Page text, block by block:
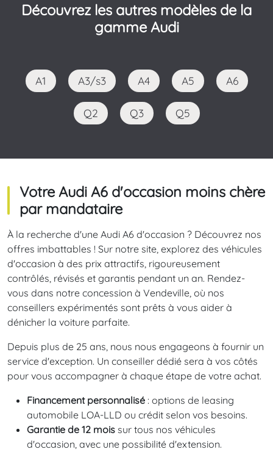
Découvrez les autres modèles de la
gamme Audi
A1 A3/s3 A4 A5 A6
Q2 Q3 Q5
Votre Audi A6 d'occasion moins chère
par mandataire
À la recherche d'une Audi A6 d'occasion ? Découvrez nos
offres imbattables ! Sur notre site, explorez des véhicules
d'occasion à des prix attractifs, rigoureusement
contrôlés, révisés et garantis pendant un an. Rendez-
vous dans notre concession à Vendeville, où nos
conseillers expérimentés sont prêts à vous aider à
dénicher la voiture parfaite.
Depuis plus de 25 ans, nous nous engageons à fournir un
service d'exception. Un conseiller dédié sera à vos côtés
pour vous accompagner à chaque étape de votre achat.
Financement personnalisé : options de leasing
automobile LOA-LLD ou crédit selon vos besoins.
Garantie de 12 mois sur tous nos véhicules
d'occasion, avec une possibilité d'extension.